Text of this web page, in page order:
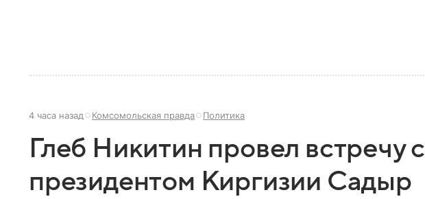
4 часа назад Комсомольская правда Политика
Глеб Никитин провел встречу с
президентом Киргизии Садыр